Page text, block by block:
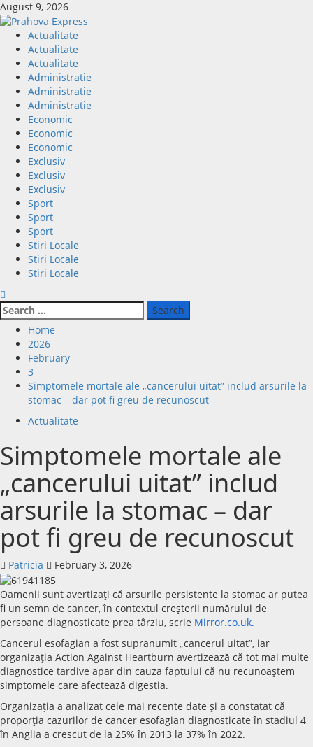
Skip
to
content
August 9, 2026
Primary
Menu
Actualitate
Actualitate
Actualitate
Administratie
Administratie
Administratie
Economic
Economic
Economic
Exclusiv
Exclusiv
Exclusiv
Sport
Sport
Sport
Stiri Locale
Stiri Locale
Stiri Locale
Search
for:
Home
2026
February
3
Simptomele mortale ale „cancerului uitat” includ arsurile la
stomac – dar pot fi greu de recunoscut
Actualitate
Simptomele mortale ale
„cancerului uitat” includ
arsurile la stomac – dar
pot fi greu de recunoscut
Patricia February 3, 2026
Oamenii sunt avertizaţi că arsurile persistente la stomac ar putea
fi un semn de cancer, în contextul creşterii numărului de
persoane diagnosticate prea târziu, scrie Mirror.co.uk.
Cancerul esofagian a fost supranumit „cancerul uitat”, iar
organizaţia Action Against Heartburn avertizează că tot mai multe
diagnostice tardive apar din cauza faptului că nu recunoaştem
simptomele care afectează digestia.
Organizația a analizat cele mai recente date şi a constatat că
proporţia cazurilor de cancer esofagian diagnosticate în stadiul 4
în Anglia a crescut de la 25% în 2013 la 37% în 2022.